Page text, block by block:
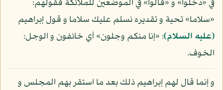
في «دخلوا» و «قالوا» في الموضعين للملائكة فقولهم:
«سلاما» تحية و تقديره نسلم عليك سلاما و قول إبراهيم
(عليه السلام): «إنا منكم وجلون» أي خائفون و الوجل:
الخوف.
و إنما قال لهم إبراهيم ذلك بعد ما استقر بهم المجلس و